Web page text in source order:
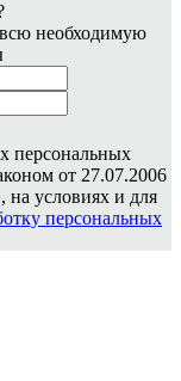
необходимую
персональных
от 27.07.2006
условиях и для
персональных